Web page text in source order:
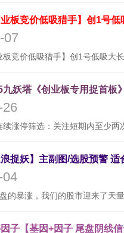
板竞价低吸猎手】创1号
07
妖塔《创业板专用捉首板
26
04
子【基因+因子 尾盘阴线